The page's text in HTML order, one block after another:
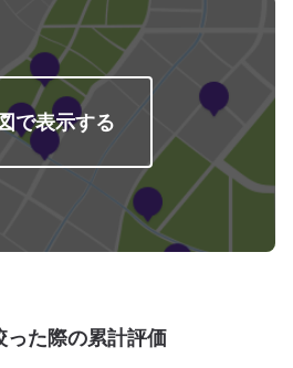
で表示する
た際の累計評価